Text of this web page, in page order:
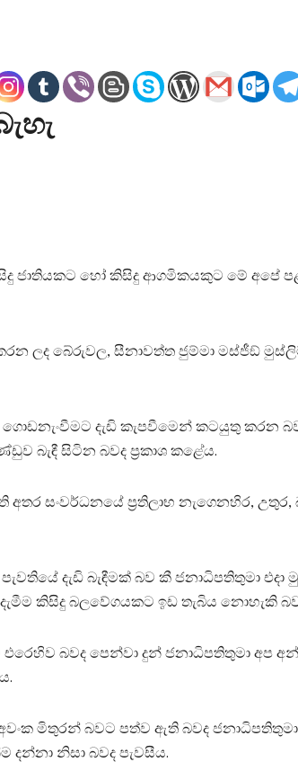
ජාතියකට හෝ කිසිදු ආගමිකයකුට මේ අපේ
ලද බේරුවල, සීනාවත්ත ජුම්මා මස්ජීඞ්
දැඩි කැපවීමෙන් කටයුතු කරන බව
බැඳී සිටින බවද ප්‍රකාශ කළේය.
අතර සංවර්ධනයේ ප‍්‍රතිලාභ නැගෙනහිර,
දැඩි බැඳීමක් බව කී ජනාධිපතිතුමා
කිසිදු බලවේගයකට ඉඩ තැබිය නොහැකි
බවද පෙන්වා දුන් ජනාධිපතිතුමා අප
මිතුරන් බවට පත්ව ඇති බවද
නිසා බවද පැවසීය.